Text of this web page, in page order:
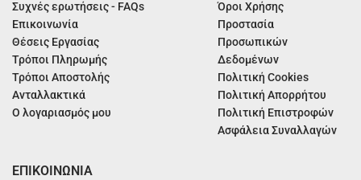
Συχνές ερωτήσεις - FAQs
Επικοινωνία
Θέσεις Εργασίας
Τρόποι Πληρωμής
Τρόποι Αποστολής
Ανταλλακτικά
Ο λογαριασμός μου
Όροι Χρήσης
Προστασία
Προσωπικών
Δεδομένων
Πολιτική Cookies
Πολιτική Απορρήτου
Πολιτική Επιστροφών
Ασφάλεια Συναλλαγών
ΕΠΙΚΟΙΝΩΝΙΑ